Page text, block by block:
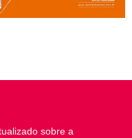
sobre a